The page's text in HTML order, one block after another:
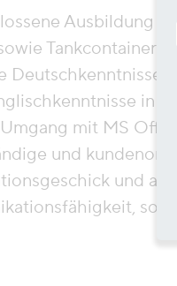
Ausbildung
Tankcontainer
Deutschkenntnisse
in
mit MS
und
und